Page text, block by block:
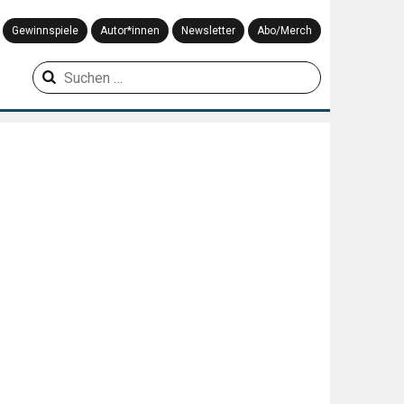
Gewinnspiele Autor*innen Newsletter Abo/Merch
Suchen
nach: